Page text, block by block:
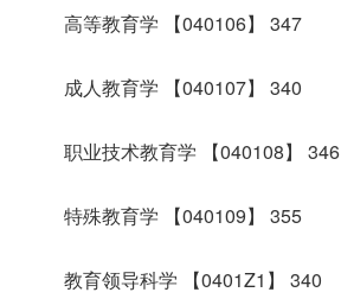
高等教育学 【040106】 347
成人教育学 【040107】 340
职业技术教育学 【040108】 346
特殊教育学 【040109】 355
教育领导科学 【0401Z1】 340